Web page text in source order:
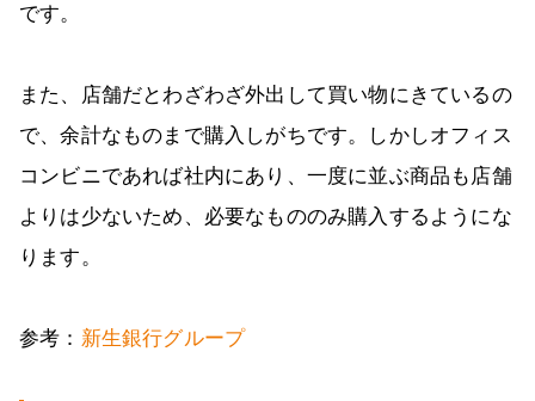
です。
また、店舗だとわざわざ外出して買い物にきているの
で、余計なものまで購入しがちです。しかしオフィス
コンビニであれば社内にあり、一度に並ぶ商品も店舗
よりは少ないため、必要なもののみ購入するようにな
ります。
参考： 新生銀行グループ